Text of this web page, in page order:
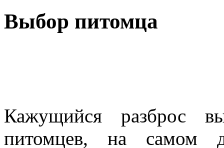
Выбор питомца
Кажущийся разброс
питомцев, на самом